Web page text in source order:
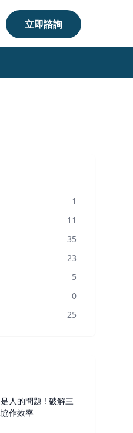
立即諮詢
1
11
35
23
5
0
25
人的問題 ! 破解三
作效率